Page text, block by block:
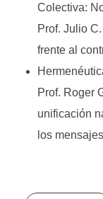
Colectiva:
Prof. Julio
frente al
Prof. Roger
unificación
los